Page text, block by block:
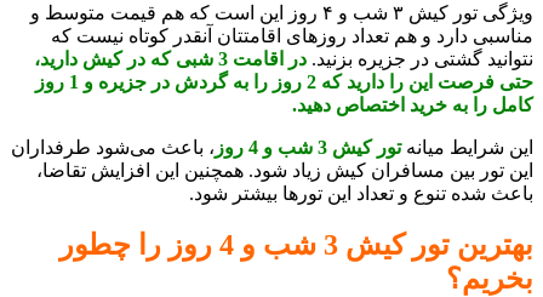
ویژگی تور کیش ۳ شب و ۴ روز این است که هم قیمت متوسط و
مناسبی دارد و هم تعداد روزهای اقامتتان آنقدر کوتاه نیست که
نتوانید گشتی در جزیره بزنید.
در اقامت 3 شبی که در کیش دارید،
حتی فرصت این را دارید که 2 روز را به گردش در جزیره و 1 روز
کامل را به خرید اختصاص دهید.
این شرایط میانهتور کیش 3 شب و 4 روز
، باعث می‌شود طرفداران
این تور بین مسافران کیش زیاد شود. همچنین این افزایش تقاضا،
باعث شده تنوع و تعداد این تورها بیشتر شود.
بهترین تور کیش 3 شب و 4 روز را چطور
بخریم؟